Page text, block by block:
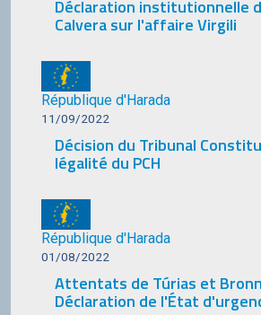
Déclaration institutionnelle
Calvera sur l'affaire Virgili
République d'Harada
11/09/2022
Décision du Tribunal
légalité du PCH
République d'Harada
01/08/2022
Attentats de Túrias et
Déclaration de l'État